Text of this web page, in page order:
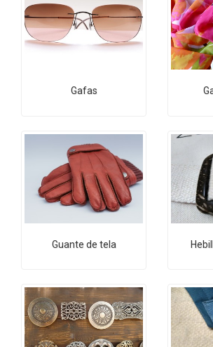
Gafas
Guante de tela